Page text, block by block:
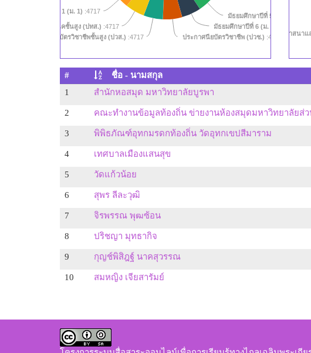
มัธยมศึกษาปีที่ 5 (ม. 5)
มัธยมศึกษาปีที่ 6 (ม. 6)
ประกาศนียบัตรวิชาชีพ (ปวช.) :4717
ประกาศนียบัตรวิชาชีพชั้นสูง (ปวส.) :4717
ะกาศนียบัตรครูเทคนิคชั้นสูง (ปทส.) :4717
มัธยมศึกษาปีที่ 1 (ม. 1) :4717
สังคมศึกษา ศาสนา
# ชื่อ - นามสกุล
1
สำนักหอสมุด มหาวิทยาลัยบูรพา
2 คณะทำงานข้อมูลท้องถิ่น ข่ายงานห้องสมุดมหาวิทยาลัยส่
3 พิพิธภัณฑ์อุทกมรดกท้องถิ่น วัดอุทกเขปสีมาราม
4 เทศบาลเมืองแสนสุข
5 วัดแก้วน้อย
6 สุพร ลีละวุฒิ
7 จิรพรรณ พุฒซ้อน
8 ปริชญา มุทธากิจ
9 กุญช์พิสิฎฐ์ นาคสุวรรณ
10 สมหญิง เจียสารัมย์